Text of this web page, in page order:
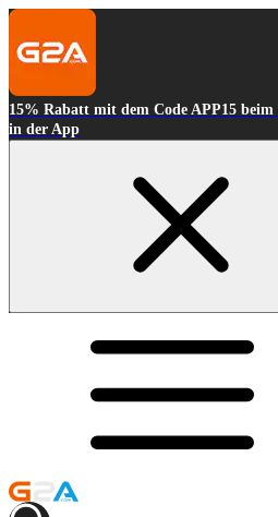
15% Rabatt mit dem Code APP15
in der App